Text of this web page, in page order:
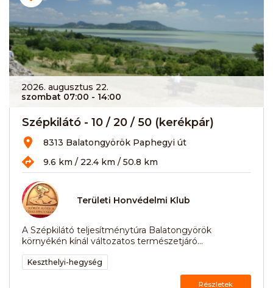
2026. augusztus 22.
szombat 07:00 - 14:00
Szépkilátó - 10 / 20 / 50 (kerékpár)
8313 Balatongyörök Paphegyi út
9.6 km / 22.4 km / 50.8 km
Területi Honvédelmi Klub
A Szépkilátó teljesítménytúra Balatongyörök
környékén kínál változatos természetjáró...
Keszthelyi-hegység
Részletek